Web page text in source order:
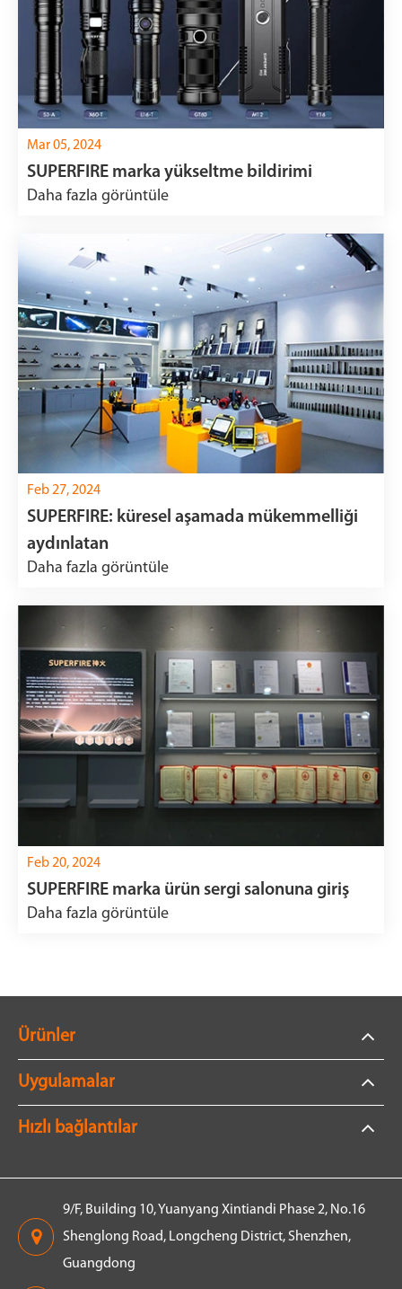
Mar 05, 2024
SUPERFIRE marka yükseltme bildirimi
Daha fazla görüntüle
Feb 27, 2024
SUPERFIRE: küresel aşamada mükemmelliği
aydınlatan
Daha fazla görüntüle
Feb 20, 2024
SUPERFIRE marka ürün sergi salonuna giriş
Daha fazla görüntüle
Ürünler
Uygulamalar
Hızlı bağlantılar
9/F, Building 10, Yuanyang Xintiandi Phase 2, No.16
Shenglong Road, Longcheng District, Shenzhen,
Guangdong